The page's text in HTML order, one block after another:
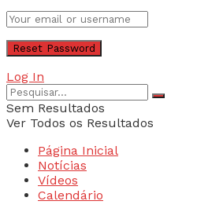
Log In
Sem Resultados
Ver Todos os Resultados
Página Inicial
Notícias
Vídeos
Calendário